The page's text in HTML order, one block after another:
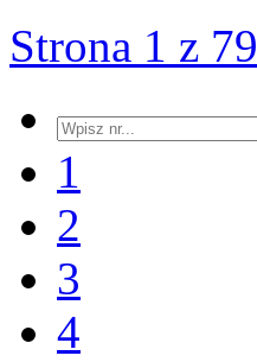
Strona 1 z 79
1
2
3
4